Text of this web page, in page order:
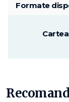
Formate